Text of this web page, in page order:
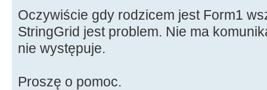
Oczywiście gdy rodzicem jest Form1
StringGrid jest problem. Nie ma
nie występuje.
Proszę o pomoc.